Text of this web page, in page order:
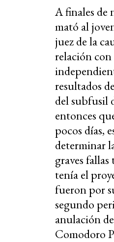
A finales de
mató al
juez de la
relación
resultados
del subfusil
entonces
pocos días,
determinar
graves
tenía el
fueron por
segundo
anulación
Comodoro